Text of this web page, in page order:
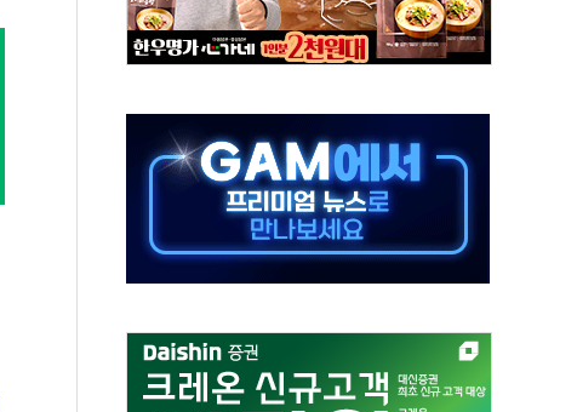
에 새 안보 위기… 반군·마약카르텔이 습득해 전투 활용
어선 구조
무해한 표면 부식 물질"
여분만에 진화...외국인 노동자 숨져